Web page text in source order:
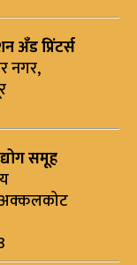
अँड प्रिंटर्स
नगर,
समूह
अक्कलकोट